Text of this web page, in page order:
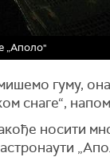
„Аполо"
гуму,
снаге“,
носити